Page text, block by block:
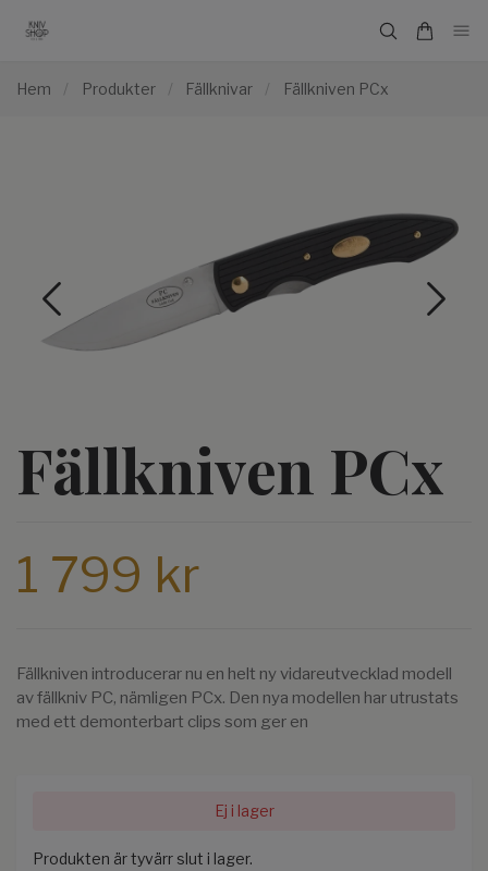
Hem / Produkter / Fällknivar / Fällkniven PCx
Fällkniven PCx
1 799 kr
Fällkniven introducerar nu en helt ny vidareutvecklad modell
av fällkniv PC, nämligen PCx. Den nya modellen har utrustats
med ett demonterbart clips som ger en
Ej i lager
Produkten är tyvärr slut i lager.